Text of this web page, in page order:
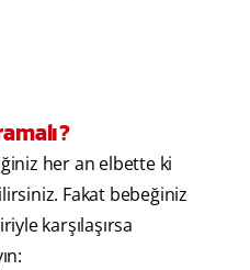
her an elbette ki
Fakat bebeğiniz
karşılaşırsa